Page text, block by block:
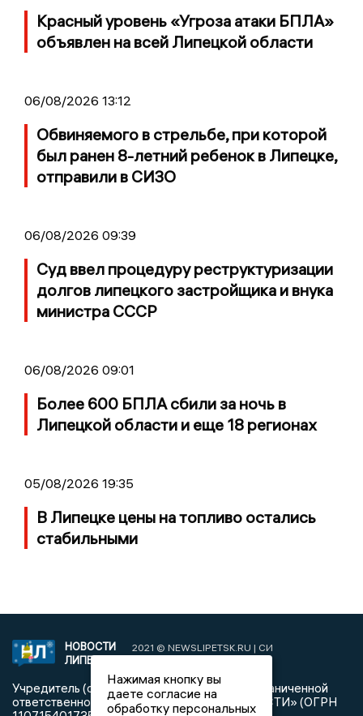
Красный уровень «Угроза атаки БПЛА»
объявлен на всей Липецкой области
06/08/2026 13:12
Обвиняемого в стрельбе, при которой
был ранен 8-летний ребенок в Липецке,
отправили в СИЗО
06/08/2026 09:39
Суд ввел процедуру реструктуризации
долгов липецкого застройщика и внука
министра СССР
06/08/2026 09:01
Более 600 БПЛА сбили за ночь в
Липецкой области и еще 18 регионах
05/08/2026 19:35
В Липецке цены на топливо остались
стабильными
НОВОСТИ
ЛИПЕЦКА
2021 © NEWSLIPETSK.RU | СИ
Учредитель (соучредители): Общество с ограниченной
ответственностью «РЕГИОНАЛЬНЫЕ НОВОСТИ» (ОГРН
Нажимая кнопку вы
даете согласие на
обработку персональных